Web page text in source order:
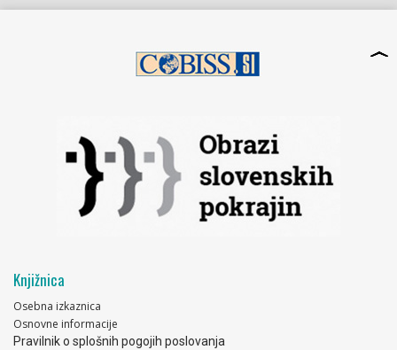
Knjižnica
Osebna izkaznica
Osnovne informacije
Pravilnik o splošnih pogojih poslovanja